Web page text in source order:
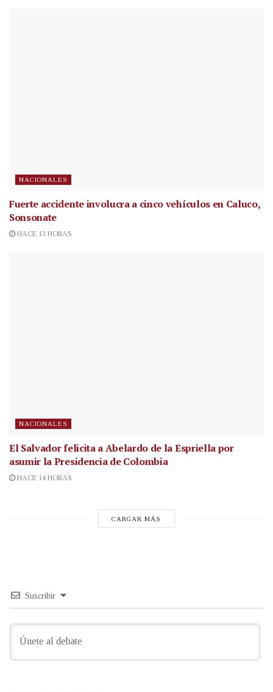
NACIONALES
Fuerte accidente involucra a cinco vehículos en Caluco,
Sonsonate
HACE 13 HORAS
NACIONALES
El Salvador felicita a Abelardo de la Espriella por
asumir la Presidencia de Colombia
HACE 14 HORAS
CARGAR MÁS
Suscribir